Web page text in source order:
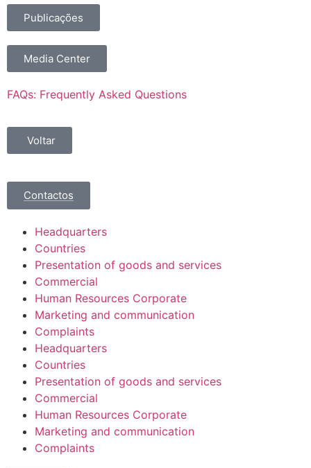
Publicações
Media Center
FAQs: Frequently Asked Questions
Voltar
Contactos
Headquarters
Countries
Presentation of goods and services
Commercial
Human Resources Corporate
Marketing and communication
Complaints
Headquarters
Countries
Presentation of goods and services
Commercial
Human Resources Corporate
Marketing and communication
Complaints